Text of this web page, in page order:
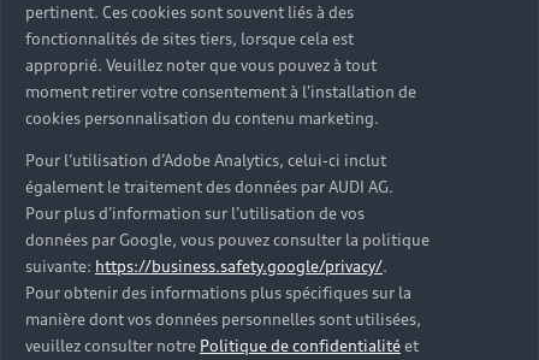
pertinent. Ces cookies sont souvent liés à des
fonctionnalités de sites tiers, lorsque cela est
approprié. Veuillez noter que vous pouvez à tout
moment retirer votre consentement à l'installation de
cookies personnalisation du contenu marketing.
Pour l’utilisation d’Adobe Analytics, celui-ci inclut
également le traitement des données par AUDI AG.
Pour plus d’information sur l’utilisation de vos
données par Google, vous pouvez consulter la politique
suivante: https://business.safety.google/privacy/.
Pour obtenir des informations plus spécifiques sur la
manière dont vos données personnelles sont utilisées,
veuillez consulter notre Politique de confidentialitéet